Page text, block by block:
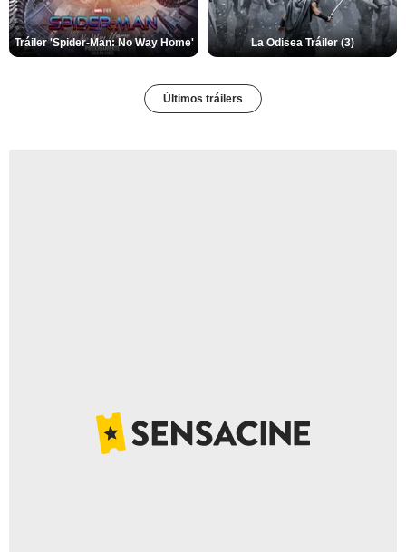
Tráiler 'Spider-Man: No Way Home' La Odisea Tráiler (3)
Últimos tráilers